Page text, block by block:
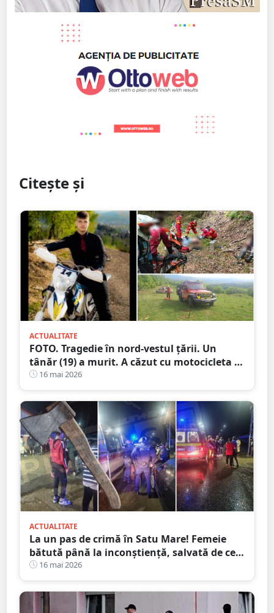
Citește și
ACTUALITATE
FOTO. Tragedie în nord-vestul țării. Un
tânăr (19) a murit. A căzut cu motocicleta în
prăpastie
16 mai 2026
ACTUALITATE
La un pas de crimă în Satu Mare! Femeie
bătută până la inconștiență, salvată de cei
4 copilași
16 mai 2026